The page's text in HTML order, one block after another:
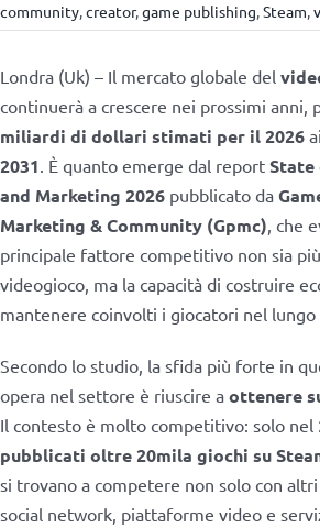
community,creator,game publishing,Steam,
Londra (Uk) – Il mercato globale del
continuerà a crescere nei prossimi anni,
miliardi di dollari stimati per il 2026 ai
2031. È quanto emerge dal report State
and Marketing 2026 pubblicato da
Marketing & Community (Gpmc), che
principale fattore competitivo non sia
videogioco, ma la capacità di costruire
mantenere coinvolti i giocatori nel lungo
Secondo lo studio, la sfida più forte in
opera nel settore è riuscire a ottenere
Il contesto è molto competitivo: solo nel
pubblicati oltre 20mila giochi su
si trovano a competere non solo con
social network, piattaforme video e